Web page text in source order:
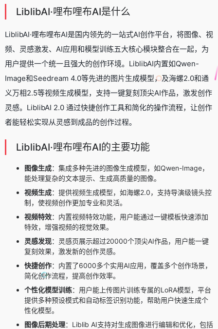
LiblibAI·哩布哩布AI是什么
LiblibAI·哩布哩布AI是国内领先的一站式AI创作平台，将图像、 视
频、灵感激发、AI应用和模型训练五大核心模块整合在一起，为
用户提供一个统一且强大的创作环境。LiblibAI内置如Qwen-
Image和Seedream 4.0等先进的图片生成模型，及海螺2.0和通
义万相2.5等视频生成模型，支持一键复刻顶尖AI作品，激发创作
灵感。LiblibAI 2.0 通过快捷创作工具和简化的操作流程，让创作
者能轻松实现从灵感到成品的创作过程。
LiblibAI·哩布哩布AI的主要功能
图像生成：集成多种先进的图像生成模型，如Qwen-Image，
能处理复杂的文本提示、生成高质量的图像。
视频生成：提供视频生成模型，如海螺2.0，支持导演级镜头控
制，使视频创作更加专业和灵活。
视频特效：内置视频特效功能，用户能通过一键模板快速添加
特效，增强视频的视觉效果。
灵感发现：灵感页展示超过20000个顶尖AI作品，用户能一键
复刻效果，激发新的创作灵感。
快捷创作：内置了6000多个实用AI应用，覆盖多个创作场景，
简化创作流程，提高创作效率。
个性化模型训练：用户能上传图片训练专属的LoRA模型，平台
提供多种预设模式和自动标签识别功能，帮助用户快速生成个
性化模型。
图像后期处理：Liblib AI支持对生成图像进行编辑和优化，包括